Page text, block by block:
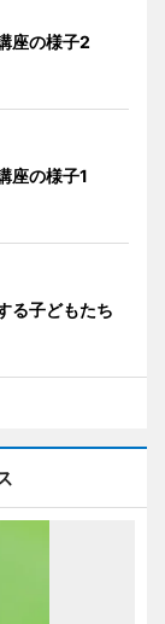
座の様子2
座の様子1
る子どもたち